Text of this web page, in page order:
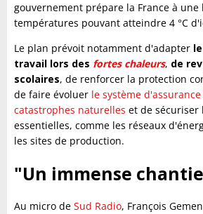
gouvernement prépare la France à une
températures pouvant atteindre 4 °C
Le plan prévoit notamment d'adapter
travail lors des fortes chaleurs, de
scolaires, de renforcer la protection
de faire évoluer le système
catastrophes naturelles et de
essentielles, comme les réseaux
les sites de production.
"Un immense
Au micro de Sud Radio, François